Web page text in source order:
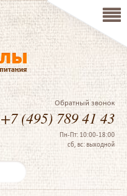
Обратный звонок
+7 (495) 789 41 43
Пн-Пт: 10:00-18:00
сб, вс: выходной